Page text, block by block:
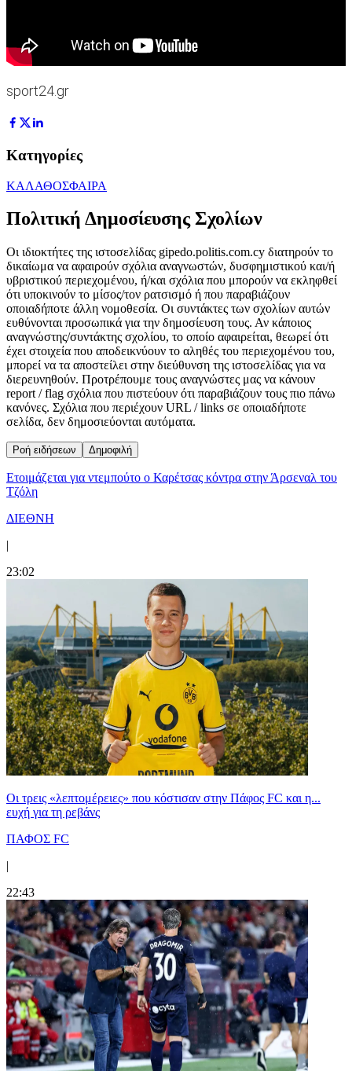
sport24.gr
Κατηγορίες
ΚΑΛΑΘΟΣΦΑΙΡΑ
Πολιτική Δημοσίευσης Σχολίων
Οι ιδιοκτήτες της ιστοσελίδας gipedo.politis.com.cy διατηρούν το
δικαίωμα να αφαιρούν σχόλια αναγνωστών, δυσφημιστικού και/ή
υβριστικού περιεχομένου, ή/και σχόλια που μπορούν να εκληφθεί
ότι υποκινούν το μίσος/τον ρατσισμό ή που παραβιάζουν
οποιαδήποτε άλλη νομοθεσία. Οι συντάκτες των σχολίων αυτών
ευθύνονται προσωπικά για την δημοσίευση τους. Αν κάποιος
αναγνώστης/συντάκτης σχολίου, το οποίο αφαιρείται, θεωρεί ότι
έχει στοιχεία που αποδεικνύουν το αληθές του περιεχομένου του,
μπορεί να τα αποστείλει στην διεύθυνση της ιστοσελίδας για να
διερευνηθούν. Προτρέπουμε τους αναγνώστες μας να κάνουν
report / flag σχόλια που πιστεύουν ότι παραβιάζουν τους πιο πάνω
κανόνες. Σχόλια που περιέχουν URL / links σε οποιαδήποτε
σελίδα, δεν δημοσιεύονται αυτόματα.
Ροή ειδήσεων Δημοφιλή
Ετοιμάζεται για ντεμπούτο ο Καρέτσας κόντρα στην Άρσεναλ του
Τζόλη
ΔΙΕΘΝΗ
|
23:02
Οι τρεις «λεπτομέρειες» που κόστισαν στην Πάφος FC και η...
ευχή για τη ρεβάνς
ΠΑΦΟΣ FC
|
22:43